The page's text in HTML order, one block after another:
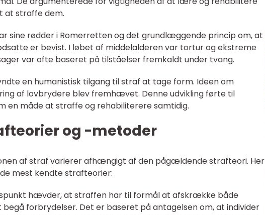
at straffe dem.
sine rødder i Romerretten og det grundlæggende princip om, at
er bevist. I løbet af middelalderen var tortur og ekstreme
var ofte baseret på tilståelser fremkaldt under tvang.
en humanistisk tilgang til straf at tage form. Ideen om
af lovbrydere blev fremhævet. Denne udvikling førte til
en måde at straffe og rehabiliterere samtidig.
og -metoder
af straf varierer afhængigt af den pågældende strafteori. Her
mest kendte strafteorier:
hævder, at straffen har til formål at afskrække både
forbrydelser. Det er baseret på antagelsen om, at individer